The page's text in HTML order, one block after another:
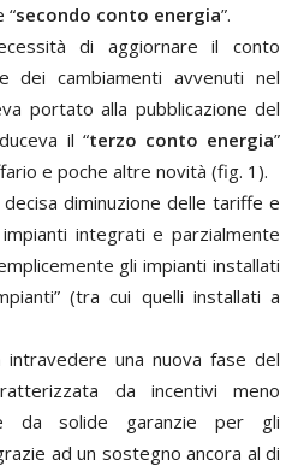
“secondo conto energia”.
di aggiornare il conto
dei cambiamenti avvenuti nel
portato alla pubblicazione del
il “terzo conto energia”
e poche altre novità (fig. 1).
diminuzione delle tariffe e
integrati e parzialmente
gli impianti installati
(tra cui quelli installati a
intravedere una nuova fase del
da incentivi meno
da solide garanzie per gli
ad un sostegno ancora al di